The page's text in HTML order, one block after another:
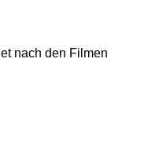
nach den Filmen